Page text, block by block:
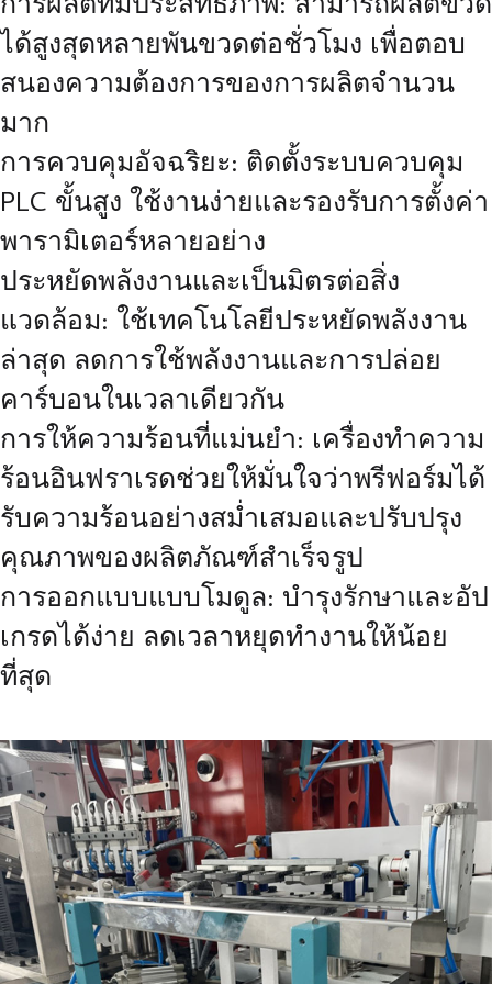
ได้สูงสุดหลายพันขวดต่อชั่วโมง เพื่อตอบ
สนองความต้องการของการผลิตจำนวน
มาก
การควบคุมอัจฉริยะ: ติดตั้งระบบควบคุม
PLC ขั้นสูง ใช้งานง่ายและรองรับการตั้งค่า
พารามิเตอร์หลายอย่าง
ประหยัดพลังงานและเป็นมิตรต่อสิ่ง
แวดล้อม: ใช้เทคโนโลยีประหยัดพลังงาน
ล่าสุด ลดการใช้พลังงานและการปล่อย
คาร์บอนในเวลาเดียวกัน
การให้ความร้อนที่แม่นยำ: เครื่องทำความ
ร้อนอินฟราเรดช่วยให้มั่นใจว่าพรีฟอร์มได้
รับความร้อนอย่างสม่ำเสมอและปรับปรุง
คุณภาพของผลิตภัณฑ์สำเร็จรูป
การออกแบบแบบโมดูล: บำรุงรักษาและอัป
เกรดได้ง่าย ลดเวลาหยุดทำงานให้น้อย
ที่สุด